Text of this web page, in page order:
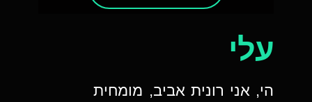
עלי
הי, אני רונית אביב, מומחית